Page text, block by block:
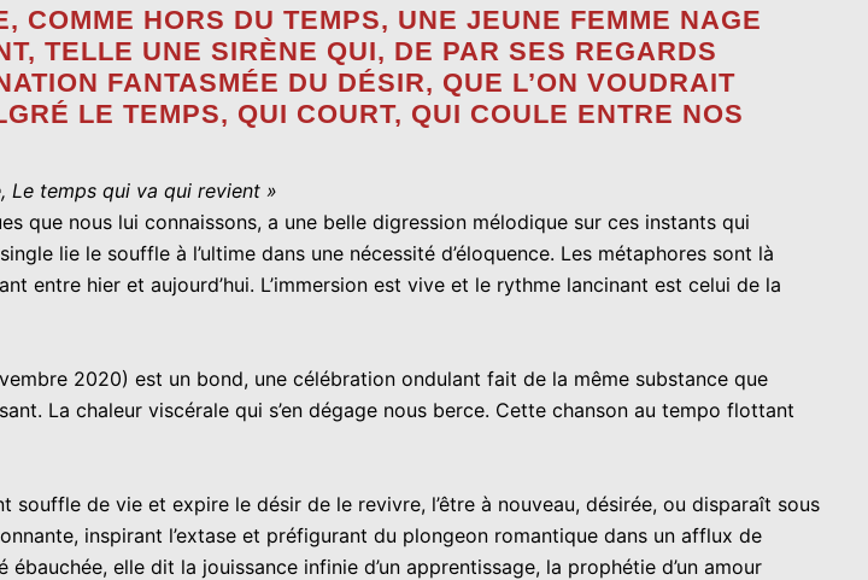
HORS DU TEMPS, UNE JEUNE FEMME NAGE
TELLE UNE SIRÈNE QUI, DE PAR SES REGARDS
FANTASMÉE DU DÉSIR, QUE L’ON VOUDRAIT
LE TEMPS, QUI COURT, QUI COULE ENTRE NOS
Le temps qui va qui revient »
que nous lui connaissons, a une belle digression mélodique sur ces instants qui
lie le souffle à l’ultime dans une nécessité d’éloquence. Les métaphores sont là
entre hier et aujourd’hui. L’immersion est vive et le rythme lancinant est celui de la
2020) est un bond, une célébration ondulant fait de la même substance que
La chaleur viscérale qui s’en dégage nous berce. Cette chanson au tempo flottant
de vie et expire le désir de le revivre, l’être à nouveau, désirée, ou disparaît sous
inspirant l’extase et préfigurant du plongeon romantique dans un afflux de
elle dit la jouissance infinie d’un apprentissage, la prophétie d’un amour